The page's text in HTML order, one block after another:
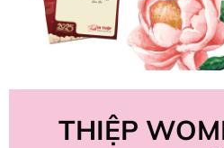
THIỆP